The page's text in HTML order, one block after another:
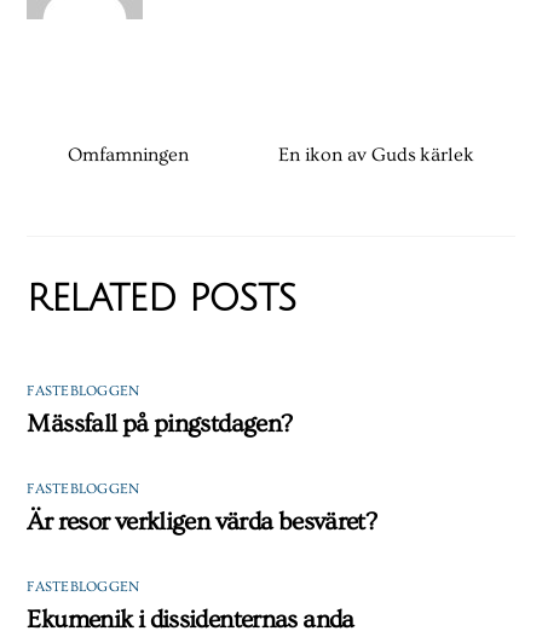
Omfamningen En ikon av Guds kärlek
RELATED POSTS
FASTEBLOGGEN
Mässfall på pingstdagen?
FASTEBLOGGEN
Är resor verkligen värda besväret?
FASTEBLOGGEN
Ekumenik i dissidenternas anda